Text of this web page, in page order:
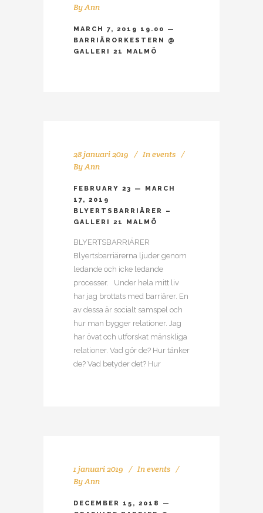
ByAnn
MARCH 7, 2019 19.00 —
BARRIÄRORKESTERN @
GALLERI 21 MALMÖ
28 januari 2019 Inevents
ByAnn
FEBRUARY 23 — MARCH
17, 2019
BLYERTSBARRIÄRER –
GALLERI 21 MALMÖ
BLYERTSBARRIÄRER
Blyertsbarriärerna ljuder genom
ledande och icke ledande
processer. Under hela mitt liv
har jag brottats med barriärer. En
av dessa är socialt samspel och
hur man bygger relationer. Jag
har övat och utforskat mänskliga
relationer. Vad gör de? Hur tänker
de? Vad betyder det? Hur
1 januari 2019 Inevents
ByAnn
DECEMBER 15, 2018 —